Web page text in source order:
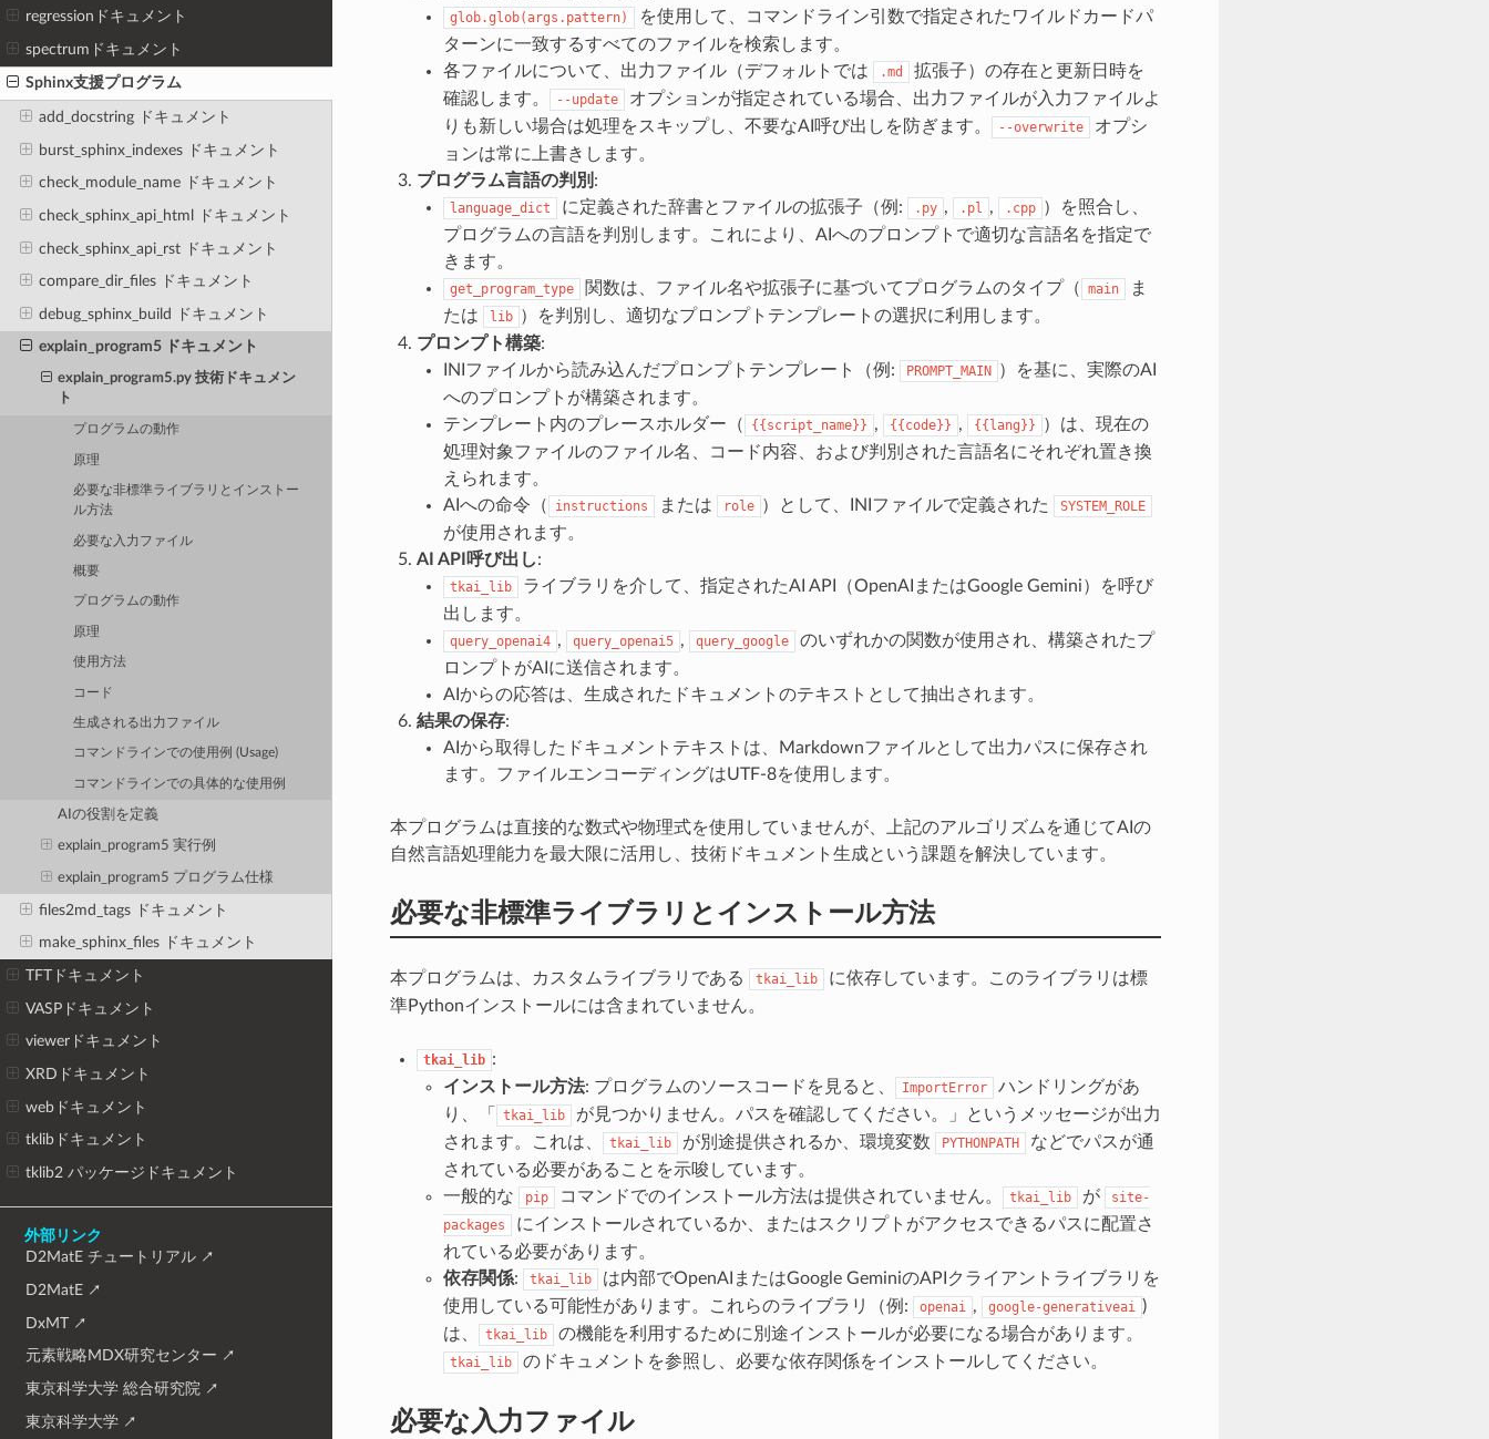
regressionドキュメント
spectrumドキュメント
Sphinx支援プログラム
add_docstring ドキュメント
burst_sphinx_indexes ドキュメント
check_module_name ドキュメント
check_sphinx_api_html ドキュメント
check_sphinx_api_rst ドキュメント
compare_dir_files ドキュメント
debug_sphinx_build ドキュメント
explain_program5 ドキュメント
explain_program5.py 技術ドキュメン
ト
プログラムの動作
原理
必要な非標準ライブラリとインストー
ル方法
必要な入力ファイル
概要
プログラムの動作
原理
使用方法
コード
生成される出力ファイル
コマンドラインでの使用例 (Usage)
コマンドラインでの具体的な使用例
AIの役割を定義
explain_program5 実行例
explain_program5 プログラム仕様
files2md_tags ドキュメント
make_sphinx_files ドキュメント
TFTドキュメント
VASPドキュメント
viewerドキュメント
XRDドキュメント
webドキュメント
tklibドキュメント
tklib2 パッケージドキュメント
外部リンク
D2MatE チュートリアル
D2MatE
DxMT
元素戦略MDX研究センター
東京科学大学 総合研究院
東京科学大学
glob.glob(args.pattern)
を使用して、コマンドライン引数で指定されたワイルドカードパ
ターンに一致するすべてのファイルを検索します。
各ファイルについて、出力ファイル（デフォルトでは
.md
拡張子）の存在と更新日時を
確認します。
--update
オプションが指定されている場合、出力ファイルが入力ファイルよ
りも新しい場合は処理をスキップし、不要なAI呼び出しを防ぎます。
--overwrite
オプシ
ョンは常に上書きします。
プログラム言語の判別 :
language_dict に定義された辞書とファイルの拡張子（例: .py , .pl , .cpp ）を照合し、
プログラムの言語を判別します。これにより、AIへのプロンプトで適切な言語名を指定で
きます。
get_program_type 関数は、ファイル名や拡張子に基づいてプログラムのタイプ（ main
ま
たは
lib ）を判別し、適切なプロンプトテンプレートの選択に利用します。
プロンプト構築:
INIファイルから読み込んだプロンプトテンプレート（例:
PROMPT_MAIN ）を基に、実際のAI
へのプロンプトが構築されます。
テンプレート内のプレースホルダー（
{{script_name}} , {{code}} , {{lang}}
）は、現在の
処理対象ファイルのファイル名、コード内容、および判別された言語名にそれぞれ置き換
えられます。
AIへの命令（
instructions または role ）として、INIファイルで定義された SYSTEM_ROLE
が使用されます。
AI API呼び出し:
tkai_lib
ライブラリを介して、指定されたAI API（OpenAIまたはGoogle Gemini）を呼び
出します。
query_openai4 , query_openai5 , query_google
のいずれかの関数が使用され、構築されたプ
ロンプトがAIに送信されます。
AIからの応答は、生成されたドキュメントのテキストとして抽出されます。
結果の保存:
AIから取得したドキュメントテキストは、Markdownファイルとして出力パスに保存され
ます。ファイルエンコーディングはUTF-8を使用します。
本プログラムは直接的な数式や物理式を使用していませんが、上記のアルゴリズムを通じてAIの
自然言語処理能力を最大限に活用し、技術ドキュメント生成という課題を解決しています。
必要な非標準ライブラリとインストール方法
本プログラムは、カスタムライブラリである tkai_lib
に依存しています。このライブラリは標
準Pythonインストールには含まれていません。
tkai_lib :
インストール方法: プログラムのソースコードを見ると、 ImportError
ハンドリングがあ
り、「
tkai_lib
が見つかりません。パスを確認してください。」というメッセージが出力
されます。これは、
tkai_lib が別途提供されるか、環境変数 PYTHONPATH
などでパスが通
されている必要があることを示唆しています。
一般的な
pip コマンドでのインストール方法は提供されていません。 tkai_lib が
site-
packages
にインストールされているか、またはスクリプトがアクセスできるパスに配置さ
れている必要があります。
依存関係: tkai_lib
は内部でOpenAIまたはGoogle GeminiのAPIクライアントライブラリを
使用している可能性があります。これらのライブラリ（例:
openai , google-generativeai )
は、
tkai_lib の機能を利用するために別途インストールが必要になる場合があります。
tkai_lib のドキュメントを参照し、必要な依存関係をインストールしてください。
必要な入力ファイル